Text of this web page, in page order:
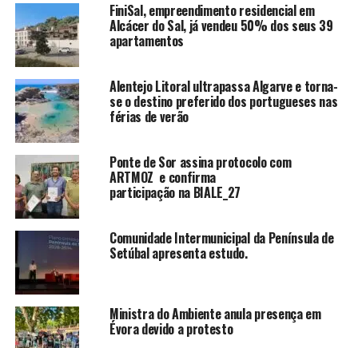
FiniSal, empreendimento residencial em
Alcácer do Sal, já vendeu 50% dos seus 39
apartamentos
Alentejo Litoral ultrapassa Algarve e torna-
se o destino preferido dos portugueses nas
férias de verão
Ponte de Sor assina protocolo com
ARTMOZ e confirma
participação na BIALE_27
Comunidade Intermunicipal da Península de
Setúbal apresenta estudo.
Ministra do Ambiente anula presença em
Évora devido a protesto